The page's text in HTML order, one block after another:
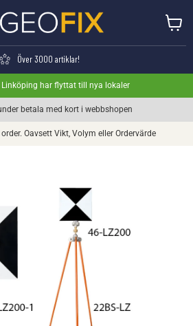
Över 3000 artiklar!
Linköping har flyttat till nya lokaler
betala med kort i webbshopen
Oavsett Vikt, Volym eller Ordervärde